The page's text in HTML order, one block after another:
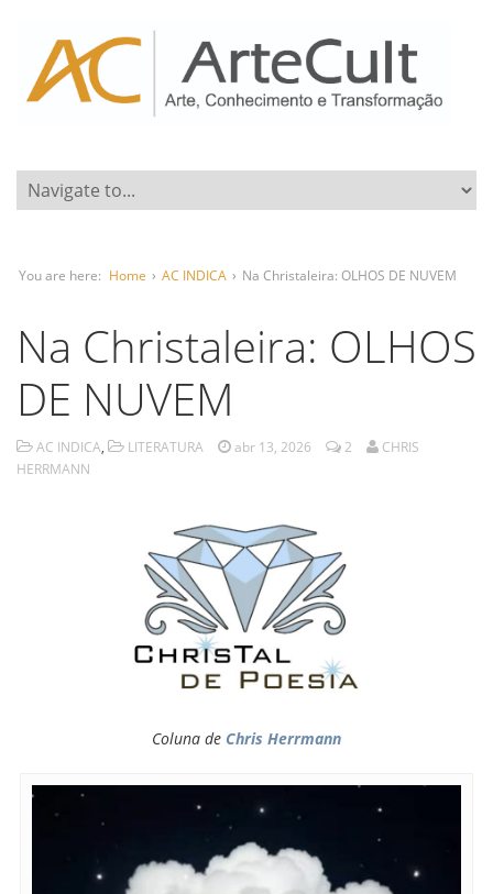
You are here: Home › AC INDICA › Na Christaleira: OLHOS DE NUVEM
Na Christaleira: OLHOS
DE NUVEM
AC INDICA, LITERATURA abr 13, 2026 2
CHRIS
HERRMANN
Coluna de Chris Herrmann